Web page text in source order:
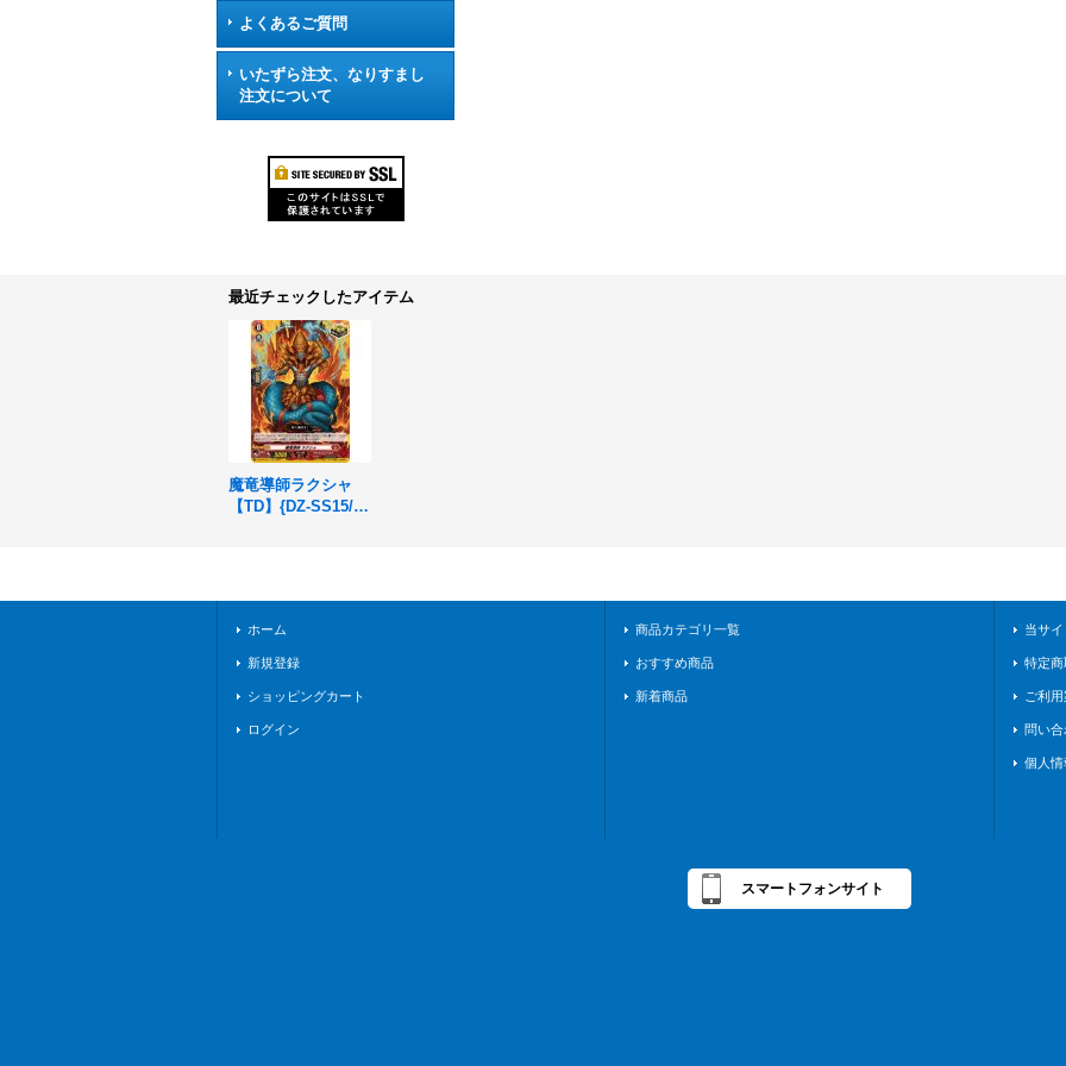
よくあるご質問
いたずら注文、なりすまし
注文について
最近チェックしたアイテム
魔竜導師ラクシャ
【TD】{DZ-SS15/01
ホーム
新規登録
ショッピングカート
ログイン
商品カテゴリ一覧
おすすめ商品
新着商品
当サ
特定
ご利
問い合
個人
スマートフォンサイト